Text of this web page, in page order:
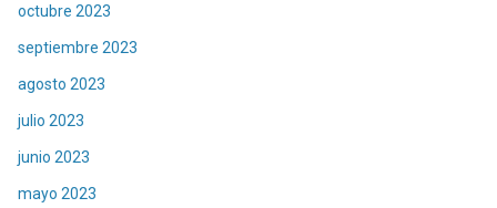
octubre 2023
septiembre 2023
agosto 2023
julio 2023
junio 2023
mayo 2023